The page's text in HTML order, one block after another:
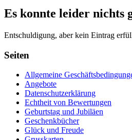
Es konnte leider nichts
Entschuldigung, aber kein Eintrag
Seiten
Allgemeine
Angebote
Datenschutzerklärung
Echtheit von Bewertungen
Geburtstag und Jubiläen
Geschenkbücher
Glück und Freude